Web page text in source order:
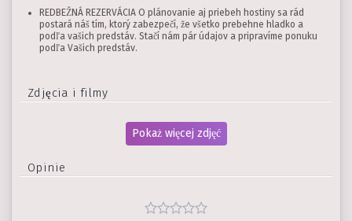
REDBEŽNÁ REZERVÁCIA O plánovanie aj priebeh hostiny sa rád
postará náš tím, ktorý zabezpečí, že všetko prebehne hladko a
podľa vašich predstáv. Stačí nám pár údajov a pripravíme ponuku
podľa Vašich predstáv.
Zdjęcia i filmy
Pokaż więcej zdjęć
Opinie